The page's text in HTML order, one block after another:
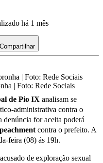
há 1 mês
Compartilhar
| Foto: Rede Sociais
de Pio IX analisam se
administrativa contra o
denúncia for aceita poderá
contra o prefeito. A
feira (08) ás 19h.
de exploração sexual